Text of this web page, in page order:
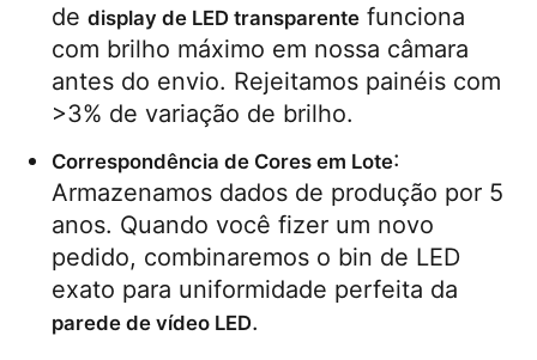
de display de LED transparente funciona
com brilho máximo em nossa câmara
antes do envio. Rejeitamos painéis com
>3% de variação de brilho.
Correspondência de Cores em Lote:
Armazenamos dados de produção por 5
anos. Quando você fizer um novo
pedido, combinaremos o bin de LED
parede de vídeo LED.